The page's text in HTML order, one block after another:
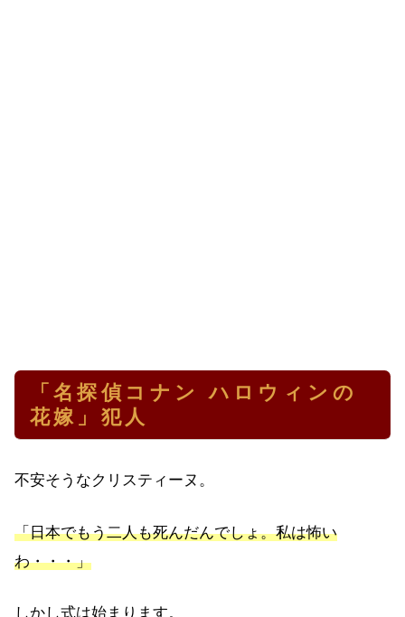
「名探偵コナン ハロウィンの
花嫁」犯人
不安そうなクリスティーヌ。
「日本でもう二人も死んだんでしょ。私は怖い
わ・・・」
しかし式は始まります。